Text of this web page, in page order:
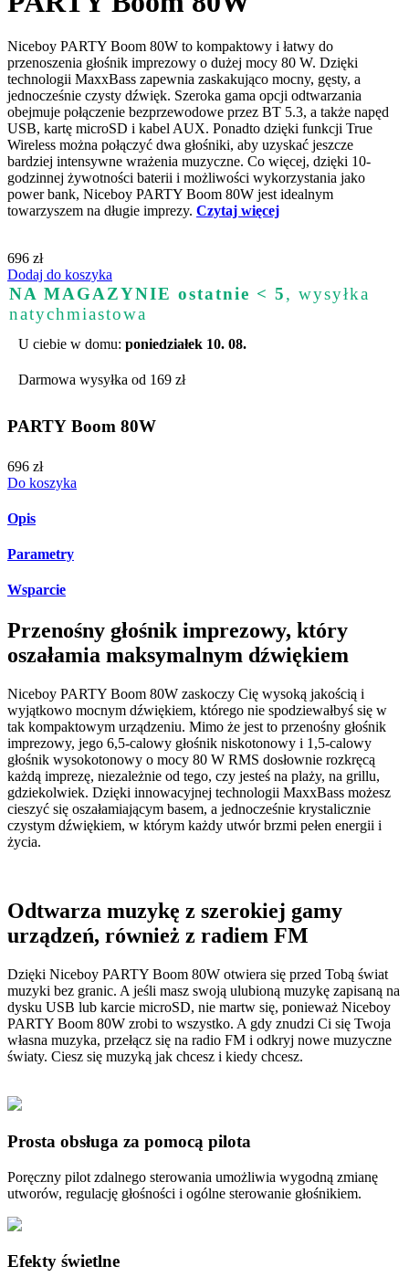
Niceboy PARTY Boom 80W to kompaktowy i łatwy do
przenoszenia głośnik imprezowy o dużej mocy 80 W. Dzięki
technologii MaxxBass zapewnia zaskakująco mocny, gęsty, a
jednocześnie czysty dźwięk. Szeroka gama opcji odtwarzania
obejmuje połączenie bezprzewodowe przez BT 5.3, a także napęd
USB, kartę microSD i kabel AUX. Ponadto dzięki funkcji True
Wireless można połączyć dwa głośniki, aby uzyskać jeszcze
bardziej intensywne wrażenia muzyczne. Co więcej, dzięki 10-
godzinnej żywotności baterii i możliwości wykorzystania jako
power bank, Niceboy PARTY Boom 80W jest idealnym
towarzyszem na długie imprezy. Czytaj więcej
696 zł
Dodaj do koszyka
NA MAGAZYNIE ostatnie < 5, wysyłka
natychmiastowa
U ciebie w domu: poniedziałek 10. 08.
Darmowa wysyłka od 169 zł
PARTY Boom 80W
696 zł
Do koszyka
Opis
Parametry
Wsparcie
Przenośny głośnik imprezowy, który
oszałamia maksymalnym dźwiękiem
Niceboy PARTY Boom 80W zaskoczy Cię wysoką jakością i
wyjątkowo mocnym dźwiękiem, którego nie spodziewałbyś się w
tak kompaktowym urządzeniu. Mimo że jest to przenośny głośnik
imprezowy, jego 6,5-calowy głośnik niskotonowy i 1,5-calowy
głośnik wysokotonowy o mocy 80 W RMS dosłownie rozkręcą
każdą imprezę, niezależnie od tego, czy jesteś na plaży, na grillu,
gdziekolwiek. Dzięki innowacyjnej technologii MaxxBass możesz
cieszyć się oszałamiającym basem, a jednocześnie krystalicznie
czystym dźwiękiem, w którym każdy utwór brzmi pełen energii i
życia.
Odtwarza muzykę z szerokiej gamy
urządzeń, również z radiem FM
Dzięki Niceboy PARTY Boom 80W otwiera się przed Tobą świat
muzyki bez granic. A jeśli masz swoją ulubioną muzykę zapisaną na
dysku USB lub karcie microSD, nie martw się, ponieważ Niceboy
PARTY Boom 80W zrobi to wszystko. A gdy znudzi Ci się Twoja
własna muzyka, przełącz się na radio FM i odkryj nowe muzyczne
światy. Ciesz się muzyką jak chcesz i kiedy chcesz.
Prosta obsługa za pomocą pilota
Poręczny pilot zdalnego sterowania umożliwia wygodną zmianę
utworów, regulację głośności i ogólne sterowanie głośnikiem.
Efekty świetlne